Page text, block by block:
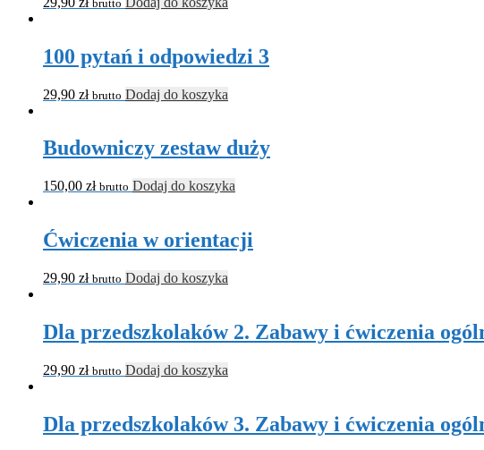
brutto
100 pytań i odpowiedzi 3
29,90 zł brutto Dodaj do koszyka
Budowniczy zestaw duży
150,00 zł brutto Dodaj do koszyka
Ćwiczenia w orientacji
29,90 zł brutto Dodaj do koszyka
Dla przedszkolaków 2. Zabawy i ćwiczenia
29,90 zł brutto Dodaj do koszyka
Dla przedszkolaków 3. Zabawy i ćwiczenia